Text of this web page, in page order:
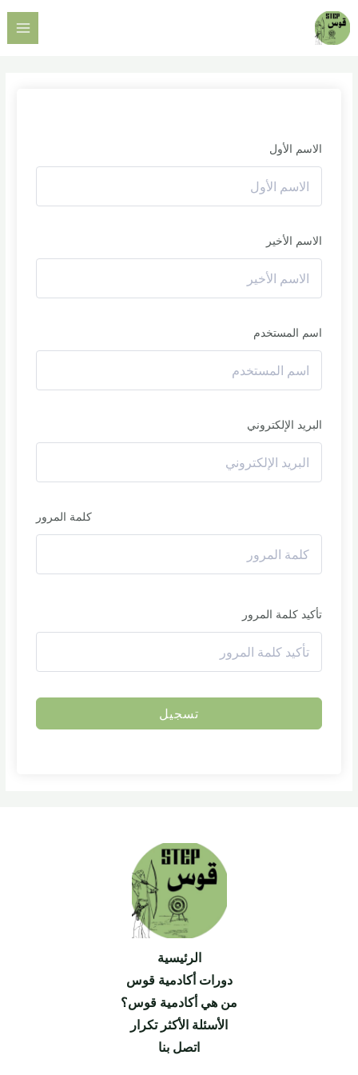
تخطي
إلى
المحتوى
الاسم الأول
الاسم الأخير
اسم المستخدم
البريد الإلكتروني
كلمة المرور
تأكيد كلمة المرور
تسجيل
الرئيسية
دورات أكادمية قوس
من هي أكادمية قوس؟
الأسئلة الأكثر تكرار
اتصل بنا